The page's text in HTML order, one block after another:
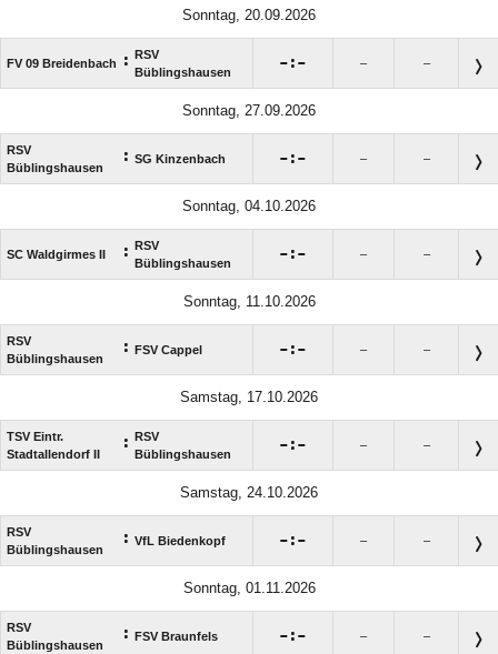
Sonntag, 20.09.2026
FV 09 Breidenbach :
RSV
Büblingshausen
: – –
Sonntag, 27.09.2026
RSV
Büblingshausen
: SG Kinzenbach : – –
Sonntag, 04.10.2026
SC Waldgirmes II :
RSV
Büblingshausen
: – –
Sonntag, 11.10.2026
RSV
Büblingshausen
: FSV Cappel : – –
Samstag, 17.10.2026
TSV Eintr.
Stadtallendorf II
:
RSV
Büblingshausen
: – –
Samstag, 24.10.2026
RSV
Büblingshausen
: VfL Biedenkopf : – –
Sonntag, 01.11.2026
RSV
Büblingshausen
: FSV Braunfels : – –